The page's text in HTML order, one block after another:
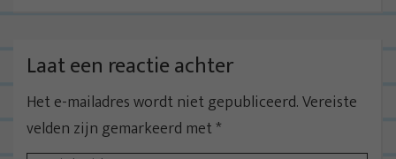
t
n
a
v
Laat een reactie achter
Het e-mailadres wordt niet gepubliceerd.Vereiste
velden zijn gemarkeerd met*